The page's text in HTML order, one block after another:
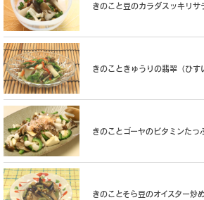
きのこと豆のカラダスッキリサ
きのこときゅうりの翡翠（ひす
きのことゴーヤのビタミンたっ
きのことそら豆のオイスター炒